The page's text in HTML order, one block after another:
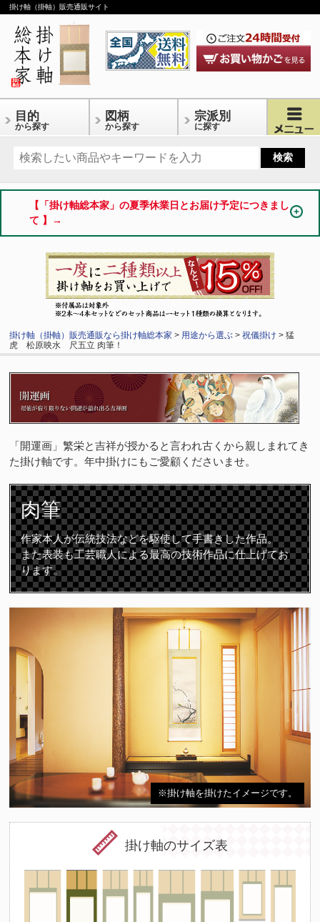
掛け軸（掛軸）販売通販サイト
目的
から探す
図柄
から探す
宗派別
に探す
【「掛け軸総本家」の夏季休業日とお届け予定につきまし
て 】→
掛け軸（掛軸）販売通販なら掛け軸総本家 > 用途から選ぶ >祝儀掛け > 猛
虎 松原映水 尺五立 肉筆！
「開運画」繁栄と吉祥が授かると言われ古くから親しまれてき
た掛け軸です。年中掛けにもご愛顧くださいませ。
肉筆
作家本人が伝統技法などを駆使して手書きした作品。
また表装も工芸職人による最高の技術作品に仕上げてお
ります。
※掛け軸を掛けたイメージです。
掛け軸のサイズ表